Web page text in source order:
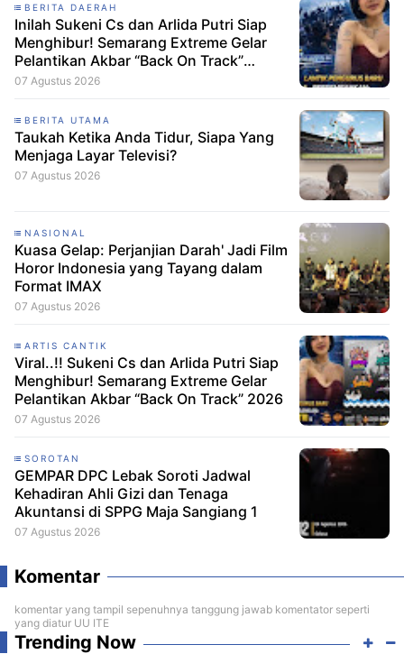
BERITA DAERAH
Inilah Sukeni Cs dan Arlida Putri Siap
Menghibur! Semarang Extreme Gelar
Pelantikan Akbar “Back On Track”
2026-2029
07 Agustus 2026
BERITA UTAMA
Taukah Ketika Anda Tidur, Siapa Yang
Menjaga Layar Televisi?
07 Agustus 2026
NASIONAL
Kuasa Gelap: Perjanjian Darah' Jadi Film
Horor Indonesia yang Tayang dalam
Format IMAX
07 Agustus 2026
ARTIS CANTIK
Viral..!! Sukeni Cs dan Arlida Putri Siap
Menghibur! Semarang Extreme Gelar
Pelantikan Akbar “Back On Track” 2026
07 Agustus 2026
SOROTAN
GEMPAR DPC Lebak Soroti Jadwal
Kehadiran Ahli Gizi dan Tenaga
Akuntansi di SPPG Maja Sangiang 1
07 Agustus 2026
Komentar
komentar yang tampil sepenuhnya tanggung jawab komentator seperti
yang diatur UU ITE
Trending Now